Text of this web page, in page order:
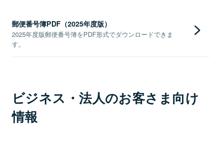
郵便番号簿PDF（2025年度版）
2025年度版郵便番号簿をPDF形式でダウンロードできま
す。
ビジネス・法人のお客さま向け
情報